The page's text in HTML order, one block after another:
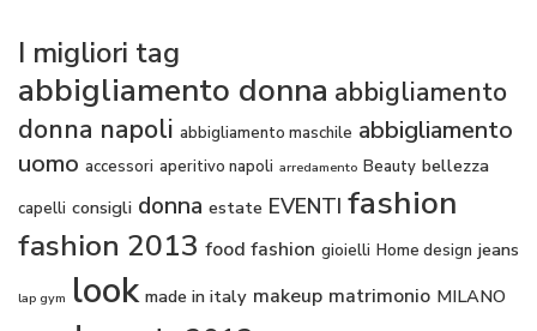
I migliori tag
abbigliamento donna abbigliamento
donna napoli abbigliamento maschile abbigliamento
uomo accessori aperitivo napoli arredamento Beauty bellezza
capelli consigli donna estate EVENTI fashion
fashion 2013 food fashion gioielli Home design jeans
lap gym look made in italy makeup matrimonio MILANO